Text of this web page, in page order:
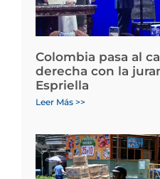
Colombia pasa al
derecha con la
Espriella
Leer Más >>